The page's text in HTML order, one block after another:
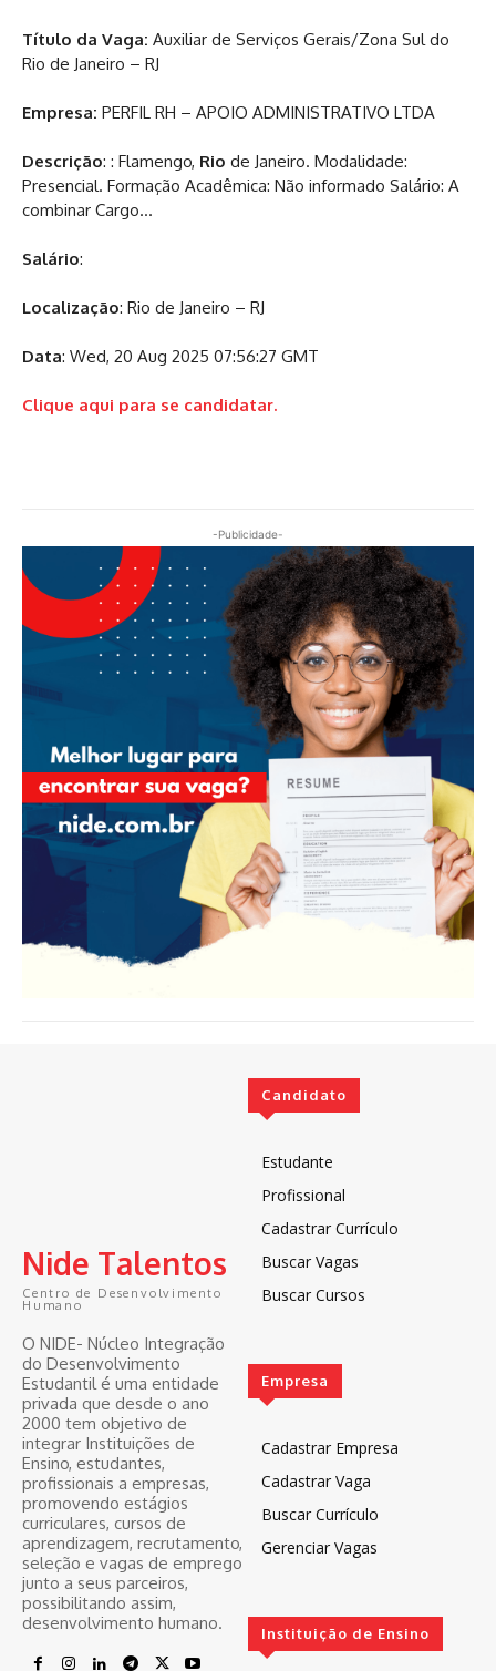
Título da Vaga: Auxiliar de Serviços Gerais/Zona Sul do
Rio de Janeiro – RJ
Empresa: PERFIL RH – APOIO ADMINISTRATIVO LTDA
Descrição: : Flamengo, Rio de Janeiro. Modalidade:
Presencial. Formação Acadêmica: Não informado Salário: A
combinar Cargo…
Salário:
Localização: Rio de Janeiro – RJ
Data: Wed, 20 Aug 2025 07:56:27 GMT
Clique aqui para se candidatar.
-Publicidade-
Nide Talentos
Centro de Desenvolvimento
Humano
O NIDE- Núcleo Integração
do Desenvolvimento
Estudantil é uma entidade
privada que desde o ano
2000 tem objetivo de
integrar Instituições de
Ensino, estudantes,
profissionais a empresas,
promovendo estágios
curriculares, cursos de
aprendizagem, recrutamento,
seleção e vagas de emprego
junto a seus parceiros,
possibilitando assim,
desenvolvimento humano.
Candidato
Estudante
Profissional
Cadastrar Currículo
Buscar Vagas
Buscar Cursos
Empresa
Cadastrar Empresa
Cadastrar Vaga
Buscar Currículo
Gerenciar Vagas
Instituição de Ensino